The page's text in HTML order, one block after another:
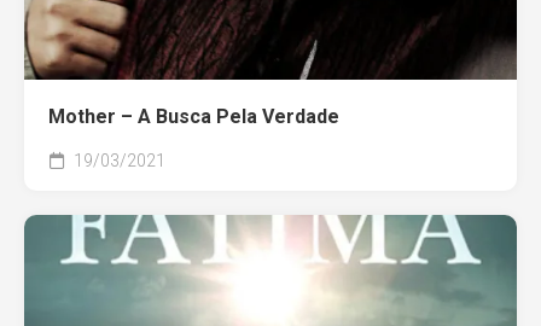
Mother – A Busca Pela Verdade
19/03/2021